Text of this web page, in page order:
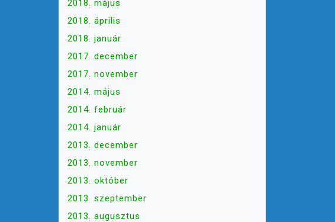
2018. május
2018. április
2018. január
2017. december
2017. november
2014. május
2014. február
2014. január
2013. december
2013. november
2013. október
2013. szeptember
2013. augusztus